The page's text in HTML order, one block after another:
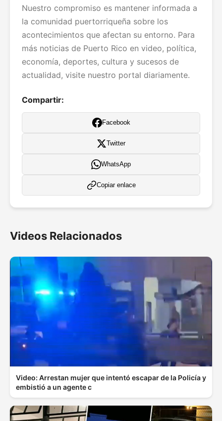
Nuestro compromiso es mantener informada a
la comunidad puertorriqueña sobre los
acontecimientos que afectan su entorno. Para
más noticias de Puerto Rico en video, política,
economía, deportes, cultura y sucesos de
actualidad, visite nuestro portal diariamente.
Compartir:
Facebook
Twitter
WhatsApp
Copiar enlace
Videos Relacionados
Video: Arrestan mujer que intentó escapar de la Policía y
embistió a un agente c